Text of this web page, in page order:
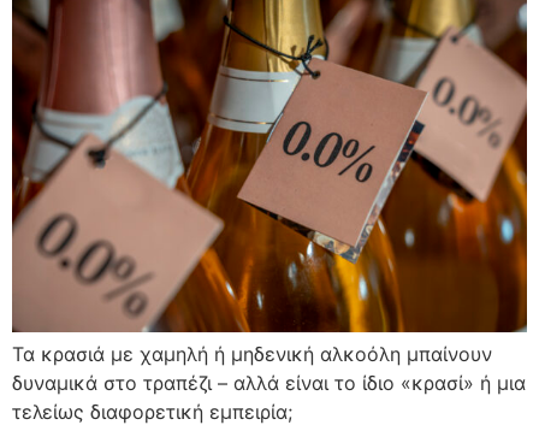
Τα κρασιά με χαμηλή ή μηδενική αλκοόλη μπαίνουν
δυναμικά στο τραπέζι – αλλά είναι το ίδιο «κρασί» ή μια
τελείως διαφορετική εμπειρία;